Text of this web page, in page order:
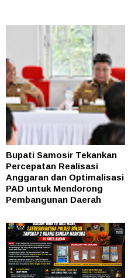
Bupati Samosir Tekankan
Percepatan Realisasi
Anggaran dan Optimalisasi
PAD untuk Mendorong
Pembangunan Daerah